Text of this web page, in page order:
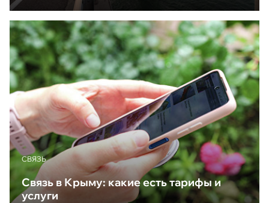
CВЯЗЬ
Связь в Крыму: какие есть тарифы и
услуги